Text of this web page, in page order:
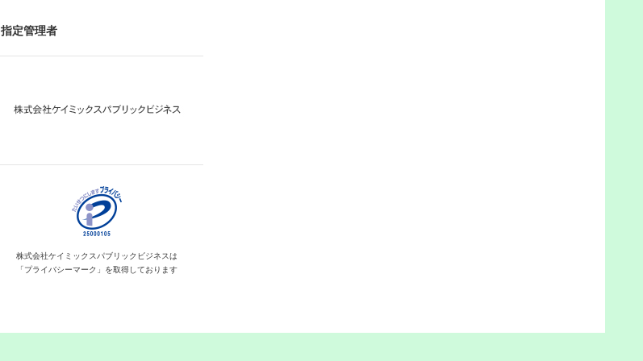
指定管理者
株式会社ケイミックス パブリックビジネスは
「プライバシーマーク」を取得しております